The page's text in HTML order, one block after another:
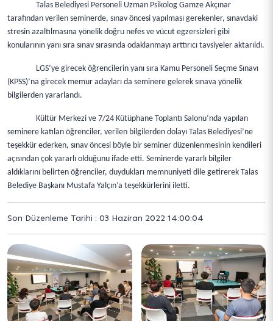
Talas Belediyesi Personeli Uzman Psikolog Gamze Akçınar
tarafından verilen seminerde, sınav öncesi yapılması gerekenler, sınavdaki
stresin azaltılmasına yönelik doğru nefes ve vücut egzersizleri gibi
konularının yanı sıra sınav sırasında odaklanmayı arttırıcı tavsiyeler aktarıldı.
LGS’ye girecek öğrencilerin yanı sıra Kamu Personeli Seçme Sınavı
(KPSS)’na girecek memur adayları da seminere gelerek sınava yönelik
bilgilerden yararlandı.
Kültür Merkezi ve 7/24 Kütüphane Toplantı Salonu’nda yapılan
seminere katılan öğrenciler, verilen bilgilerden dolayı Talas Belediyesi’ne
teşekkür ederken, sınav öncesi böyle bir seminer düzenlenmesinin kendileri
açısından çok yararlı olduğunu ifade etti. Seminerde yararlı bilgiler
aldıklarını belirten öğrenciler, duydukları memnuniyeti dile getirerek Talas
Belediye Başkanı Mustafa Yalçın’a teşekkürlerini iletti.
Son Düzenleme Tarihi : 03 Haziran 2022 14:00:04